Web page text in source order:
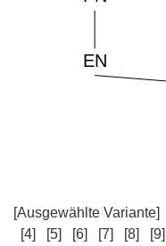
[Ausgewählte Variante]
[4]
[5] [6] [7] [8] [9]